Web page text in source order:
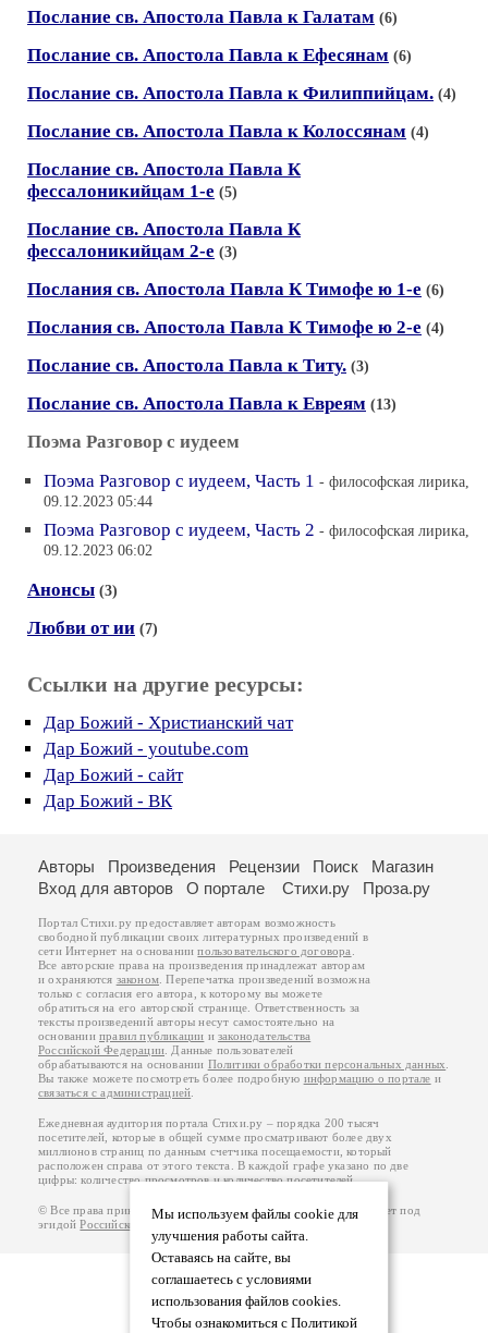
Послание св. Апостола Павла к Галатам (6)
Послание св. Апостола Павла к Ефесянам (6)
Послание св. Апостола Павла к Филиппийцам. (4)
Послание св. Апостола Павла к Колоcсянам (4)
Послание св. Апостола Павла К
фессалоникийцам 1-е (5)
Послание св. Апостола Павла К
фессалоникийцам 2-е (3)
Послания св. Апостола Павла К Тимофе ю 1-е (6)
Послания св. Апостола Павла К Тимофе ю 2-е (4)
Послание св. Апостола Павла к Титу. (3)
Послание св. Апостола Павла к Eвреям (13)
Поэма Разговор с иудеем
Поэма Разговор с иудеем, Часть 1 - философская лирика,
09.12.2023 05:44
Поэма Разговор с иудеем, Часть 2 - философская лирика,
09.12.2023 06:02
Анонсы (3)
Любви от ии (7)
Ссылки на другие ресурсы:
Дар Божий - Христианский чат
Дар Божий - youtube.com
Дар Божий - сайт
Дар Божий - ВК
Мы используем файлы cookie для
улучшения работы сайта.
Оставаясь на сайте, вы
соглашаетесь с условиями
использования файлов cookies.
Чтобы ознакомиться с Политикой
Авторы Произведения Рецензии Поиск
Магазин
Вход для авторов
О портале Стихи.ру Проза.ру
Портал Стихи.ру предоставляет авторам возможность
свободной публикации своих литературных произведений в
сети Интернет на основаниипользовательского договора
Все авторские права на произведения принадлежат авторам
и охраняются законом . Перепечатка произведений возможна
только с согласия его автора, к которому вы можете
обратиться на его авторской странице. Ответственность за
тексты произведений авторы несут самостоятельно на
основанииправил публикации изаконодательства
Российской Федерации . Данные пользователей
обрабатываются на основании Политики обработки персональных данных
Вы также можете посмотреть более подробную информацию о портале и
связаться с администрацией
Ежедневная аудитория портала Стихи.ру – порядка 200 тысяч
посетителей, которые в общей сумме просматривают более двух
миллионов страниц по данным счетчика посещаемости, который
расположен справа от этого текста. В каждой графе указано по две
цифры: количество просмотров и количество посетителей.
© Все права принадлежат авторам, 2000-2026. Портал работает под
эгидойРоссийского союза писателей 18+